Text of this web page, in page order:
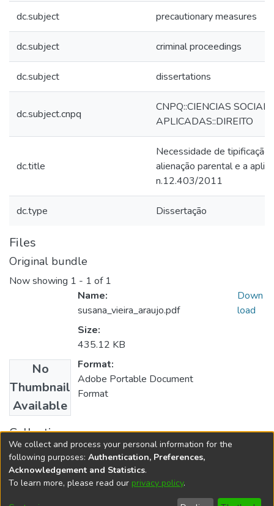
dc.subject precautionary measures
dc.subject criminal proceedings
dc.subject dissertations
dc.subject.cnpq
CNPQ::CIENCIAS SOCIAIS
APLICADAS::DIREITO
dc.title
Necessidade de tipificação
alienação parental e a
n.12.403/2011
dc.type Dissertação
Files
Original bundle
Now showing 1 - 1 of 1
No
Thumbnail
Available
Name:
susana_vieira_araujo.pdf
Size:
435.12 KB
Format:
Adobe Portable Document
Format
Down
load
Collections
Direito
DSpace softwarecopyright © 2002-2026
We collect and process your personal information for the
following purposes: Authentication, Preferences,
Acknowledgement and Statistics.
To learn more, please read our privacy policy.